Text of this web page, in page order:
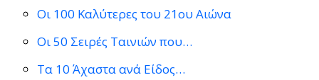
Οι 100 Καλύτερες του 21ου Αιώνα
Οι 50 Σειρές Ταινιών που…
Τα 10 Άχαστα ανά Είδος…